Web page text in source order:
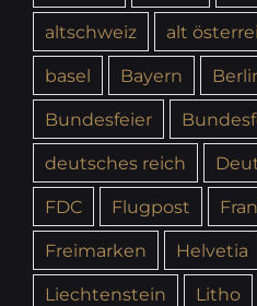
altschweiz
alt
basel
Bayern
Bundesfeier
deutsches reich
FDC
Flugpost
Freimarken
Helvetia
Liechtenstein
Litho